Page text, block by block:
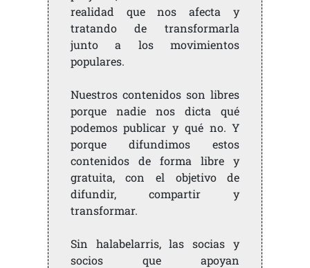
realidad que nos afecta y
tratando de transformarla
junto a los movimientos
populares.
Nuestros contenidos son libres
porque nadie nos dicta qué
podemos publicar y qué no. Y
porque difundimos estos
contenidos de forma libre y
gratuita, con el objetivo de
difundir, compartir y
transformar.
Sin halabelarris, las socias y
socios que apoyan